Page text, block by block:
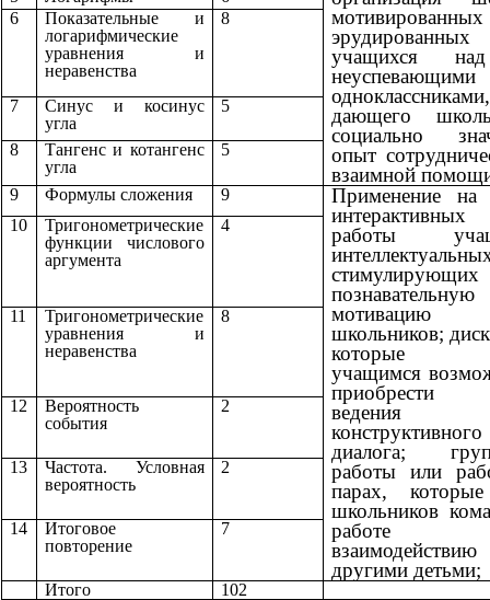
эрудированных
учащихся
неуспевающими
одноклассниками,
дающего
социально
опыт
взаимной
6
Показательные и
логарифмические
уравнения и
неравенства
8
7
Синус и косинус
угла
5
8
Тангенс и котангенс
угла
5
9 Формулы сложения 9
Применение на
работы
стимулирующих
познавательную
мотивацию
школьников;
которые
учащимся
приобрести
ведения
конструктивного
диалога;
работы или
парах,
школьников
другими
10
Тригонометрические
функции числового
аргумента
4
11
Тригонометрические
уравнения и
неравенства
8
12
Вероятность
события
2
13
Частота. Условная
вероятность
2
14
Итоговое
повторение
7
Итого
102